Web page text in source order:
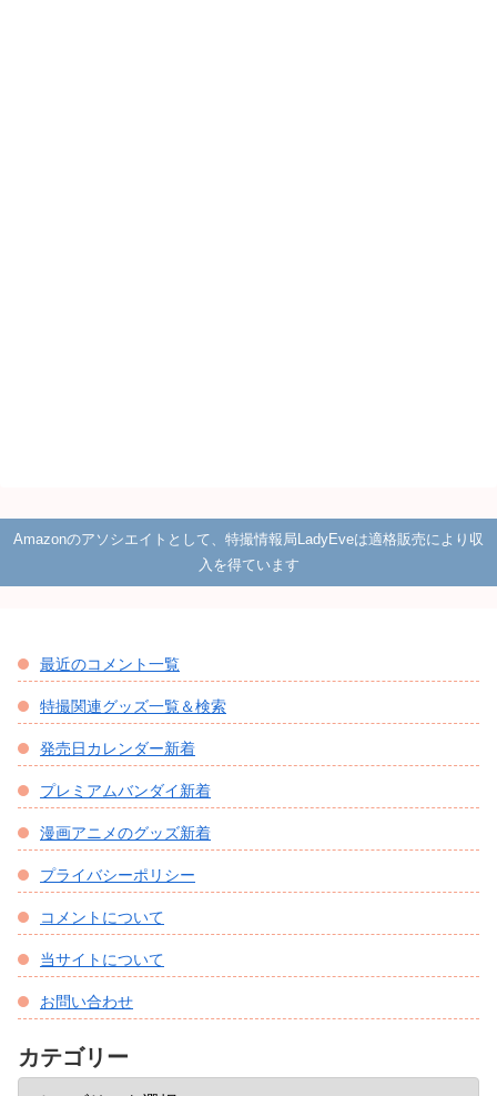
Amazonのアソシエイトとして、特撮情報局LadyEveは適格販売により収
入を得ています
最近のコメント一覧
特撮関連グッズ一覧＆検索
発売日カレンダー新着
プレミアムバンダイ新着
漫画アニメのグッズ新着
プライバシーポリシー
コメントについて
当サイトについて
お問い合わせ
カテゴリー